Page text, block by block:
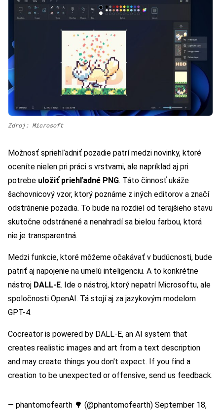
Zdroj: Microsoft
Možnosť spriehľadniť pozadie patrí medzi novinky, ktoré
oceníte nielen pri práci s vrstvami, ale napríklad aj pri
potrebe uložiť priehľadné PNG. Táto činnosť ukáže
šachovnicový vzor, ktorý poznáme z iných editorov a značí
odstránenie pozadia. To bude na rozdiel od terajšieho stavu
skutočne odstránené a nenahradí sa bielou farbou, ktorá
nie je transparentná.
Medzi funkcie, ktoré môžeme očakávať v budúcnosti, bude
patriť aj napojenie na umelú inteligenciu. A to konkrétne
nástroj DALL-E. Ide o nástroj, ktorý nepatrí Microsoftu, ale
spoločnosti OpenAI. Tá stojí aj za jazykovým modelom
GPT-4.
Cocreator is powered by DALL-E, an AI system that
creates realistic images and art from a text description
and may create things you don't expect. If you find a
creation to be unexpected or offensive, send us feedback.
— phantomofearth 🌳 (@phantomofearth) September 18,